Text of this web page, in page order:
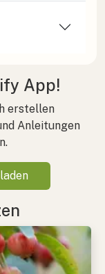
App!
erstellen
Anleitungen